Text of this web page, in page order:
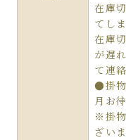
在庫
てし
在庫
が遅
て連
●掛物
月お
※掛
ざいま